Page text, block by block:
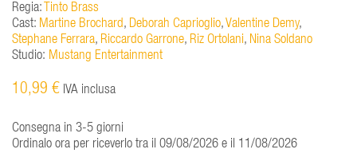
Regia: Tinto Brass
Cast: Martine Brochard, Deborah Caprioglio,Valentine Demy,
Stephane Ferrara, Riccardo Garrone, Riz Ortolani, Nina Soldano
Studio: Mustang Entertainment
10,99 € IVA inclusa
Consegna in 3-5 giorni
Ordinalo ora per riceverlo tra il 09/08/2026 e il 11/08/2026